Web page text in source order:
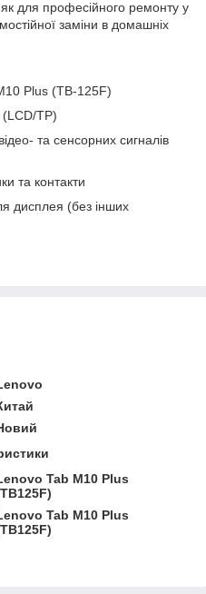
для професійного ремонту у
заміни в домашніх
Plus (TB-125F)
TP)
та сенсорних сигналів
та контакти
дисплея (без інших
Tab M10 Plus
Tab M10 Plus